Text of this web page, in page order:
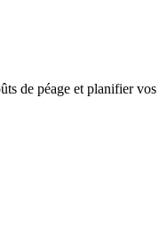
de péage et planifier vos